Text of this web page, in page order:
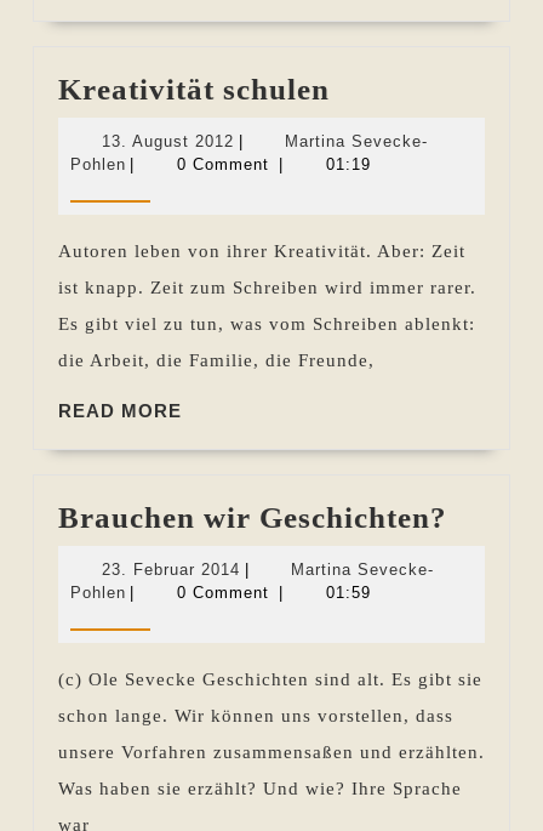
Kreativität schulen
13. August 2012 13.
August
Martina Sevecke-
Pohlen Martina0 Comment 01:19
Autoren leben von ihrer Kreativität. Aber: Zeit
ist knapp. Zeit zum Schreiben wird immer rarer.
Es gibt viel zu tun, was vom Schreiben ablenkt:
die Arbeit, die Familie, die Freunde,
READ MORE
Brauchen wir Geschichten?
23. Februar 2014 23.
Februar
|
Martina Sevecke-
Pohlen Martina
Pohlen
| 0 Comment | 01:59
(c) Ole Sevecke Geschichten sind alt. Es gibt sie
schon lange. Wir können uns vorstellen, dass
unsere Vorfahren zusammensaßen und erzählten.
Was haben sie erzählt? Und wie? Ihre Sprache
war